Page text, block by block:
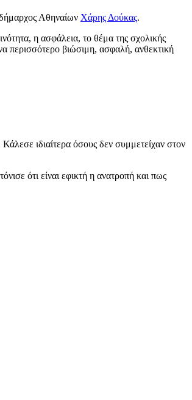
Αθηναίων Χάρης Δούκας.
η ασφάλεια, το θέμα της σχολικής
περισσότερο βιώσιμη, ασφαλή, ανθεκτική
ιδιαίτερα όσους δεν συμμετείχαν στον
ότι είναι εφικτή η ανατροπή και πως